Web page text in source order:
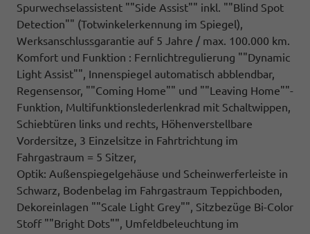
Spurwechselassistent ""Side Assist"" inkl. ""Blind Spot
Detection"" (Totwinkelerkennung im Spiegel),
Werksanschlussgarantie auf 5 Jahre / max. 100.000 km.
Komfort und Funktion : Fernlichtregulierung ""Dynamic
Light Assist"", Innenspiegel automatisch abblendbar,
Regensensor, ""Coming Home"" und ""Leaving Home""-
Funktion, Multifunktionslederlenkrad mit Schaltwippen,
Schiebtüren links und rechts, Höhenverstellbare
Vordersitze, 3 Einzelsitze in Fahrtrichtung im
Fahrgastraum = 5 Sitzer,
Optik: Außenspiegelgehäuse und Scheinwerferleiste in
Schwarz, Bodenbelag im Fahrgastraum Teppichboden,
Dekoreinlagen ""Scale Light Grey"", Sitzbezüge Bi-Color
Stoff ""Bright Dots"", Umfeldbeleuchtung im